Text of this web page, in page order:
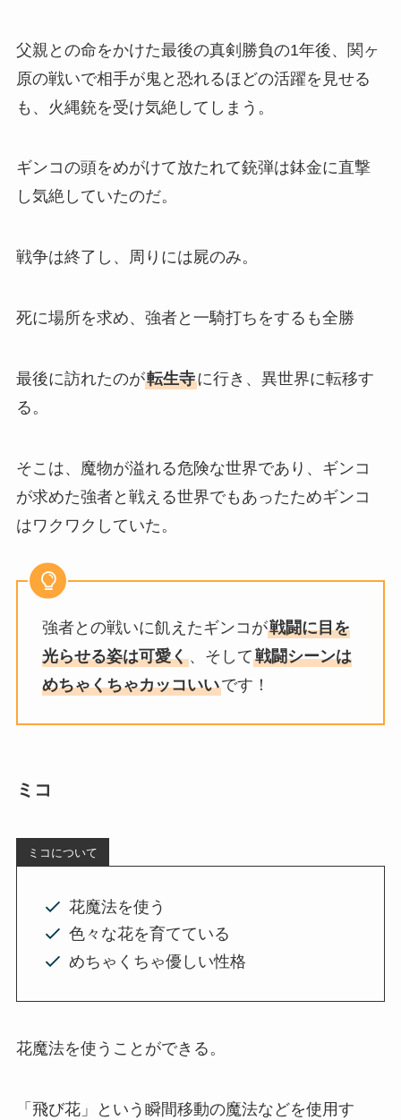
父親との命をかけた最後の真剣勝負の1年後、関ヶ
原の戦いで相手が鬼と恐れるほどの活躍を見せる
も、火縄銃を受け気絶してしまう。
ギンコの頭をめがけて放たれて銃弾は鉢金に直撃
し気絶していたのだ。
戦争は終了し、周りには屍のみ。
死に場所を求め、強者と一騎打ちをするも全勝
最後に訪れたのが転生寺に行き、異世界に転移す
る。
そこは、魔物が溢れる危険な世界であり、ギンコ
が求めた強者と戦える世界でもあったためギンコ
はワクワクしていた。
強者との戦いに飢えたギンコが戦闘に目を
光らせる姿は可愛く、そして戦闘シーンは
めちゃくちゃカッコいいです！
ミコ
ミコについて
花魔法を使う
色々な花を育てている
めちゃくちゃ優しい性格
花魔法を使うことができる。
「飛び花」という瞬間移動の魔法などを使用す